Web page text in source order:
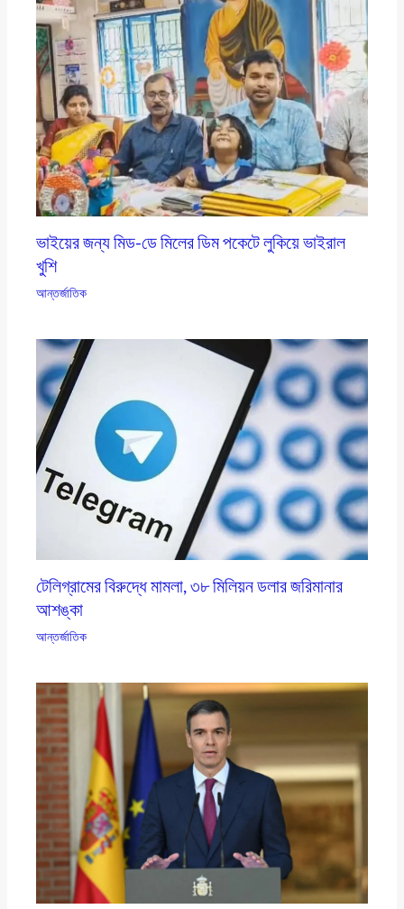
ভাইয়ের জন্য মিড-ডে মিলের ডিম পকেটে লুকিয়ে ভাইরাল
খুশি
আন্তর্জাতিক
টেলিগ্রামের বিরুদ্ধে মামলা, ৩৮ মিলিয়ন ডলার জরিমানার
আশঙ্কা
আন্তর্জাতিক